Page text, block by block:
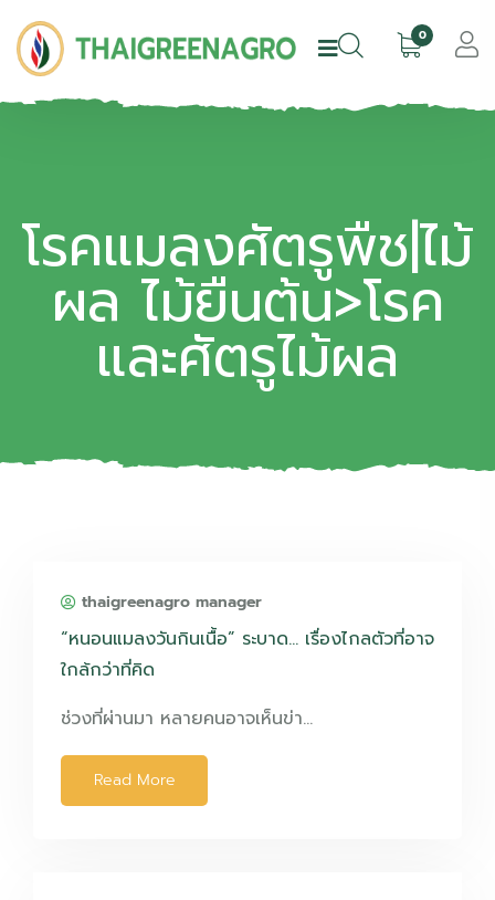
0
โรคแมลงศัตรูพืช|ไม้
ผล ไม้ยืนต้น>โรค
และศัตรูไม้ผล
thaigreenagro manager
“หนอนแมลงวันกินเนื้อ” ระบาด… เรื่องไกลตัวที่อาจ
ใกล้กว่าที่คิด
ช่วงที่ผ่านมา หลายคนอาจเห็นข่า…
Read More